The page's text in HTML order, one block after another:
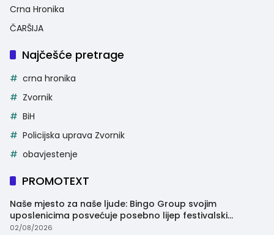
Crna Hronika
ČARŠIJA
Najčešće pretrage
crna hronika
Zvornik
BiH
Policijska uprava Zvornik
obavjestenje
PROMOTEXT
Naše mjesto za naše ljude: Bingo Group svojim
uposlenicima posvećuje posebno lijep festivalski
trenutak
02/08/2026